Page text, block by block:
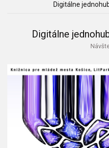
Digitálne
Digitálne